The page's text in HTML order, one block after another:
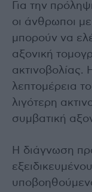
Για την
οι άνθρωποι
μπορούν να
αξονική
ακτινοβολίας.
λεπτομέρεια
λιγότερη
συμβατική
Η διάγνωση